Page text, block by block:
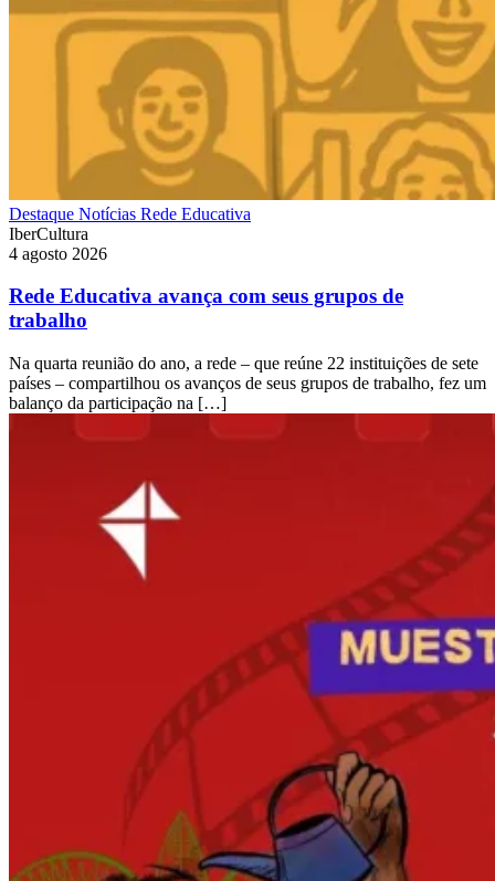
Destaque Notícias Rede Educativa
IberCultura
4 agosto 2026
Rede Educativa avança com seus grupos de
trabalho
Na quarta reunião do ano, a rede – que reúne 22 instituições de sete
países – compartilhou os avanços de seus grupos de trabalho, fez um
balanço da participação na […]